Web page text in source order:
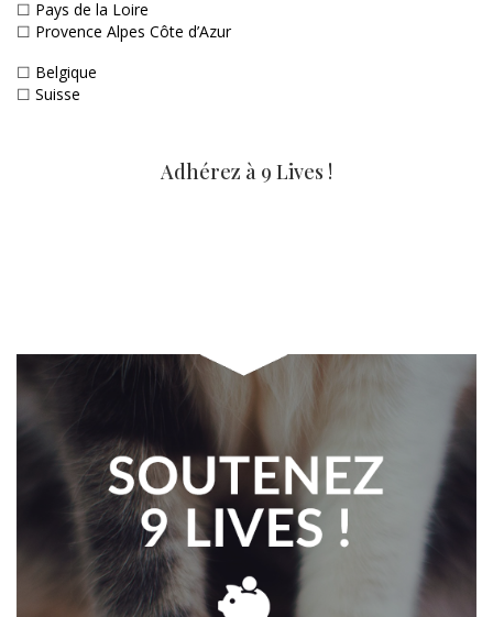
☐ Pays de la Loire
☐ Provence Alpes Côte d’Azur
☐ Belgique
☐ Suisse
Adhérez à 9 Lives !